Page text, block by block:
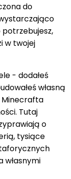
do
potrzebujesz,
w twojej
- dodałeś
własną
Minecrafta
Tutaj
o
tysiące
własnymi